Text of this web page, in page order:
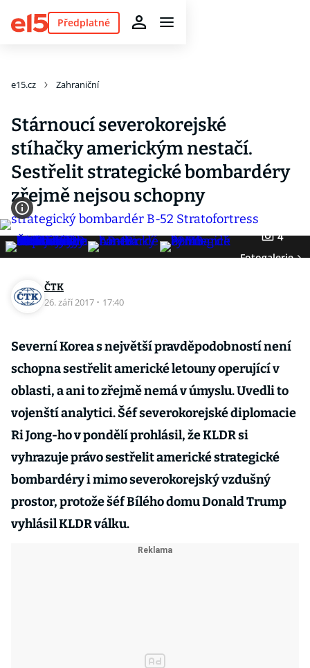
Předplatné
e15.cz Zahraniční
Stárnoucí severokorejské
stíhačky americkým nestačí.
Sestřelit strategické bombardéry
zřejmě nejsou schopny
4
Fotogalerie
ČTK
26. září 2017 · 17:40
Severní Korea s největší pravděpodobností není
schopna sestřelit americké letouny operující v
oblasti, a ani to zřejmě nemá v úmyslu. Uvedli to
vojenští analytici. Šéf severokorejské diplomacie
Ri Jong-ho v pondělí prohlásil, že KLDR si
vyhrazuje právo sestřelit americké strategické
bombardéry i mimo severokorejský vzdušný
prostor, protože šéf Bílého domu Donald Trump
vyhlásil KLDR válku.